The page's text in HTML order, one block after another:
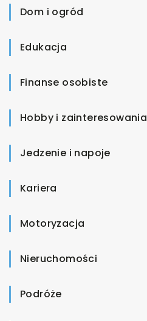
Dom i ogród
Edukacja
Finanse osobiste
Hobby i zainteresowania
Jedzenie i napoje
Kariera
Motoryzacja
Nieruchomości
Podróże